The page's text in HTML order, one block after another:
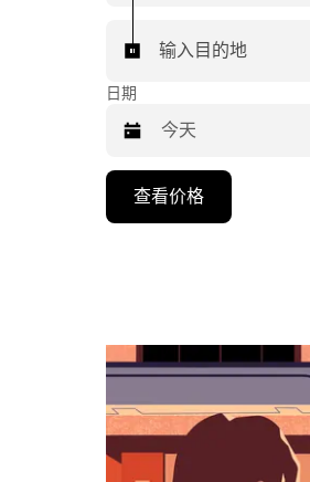
输入目的地
日期
向
可
浏
览
日
历
查看价格